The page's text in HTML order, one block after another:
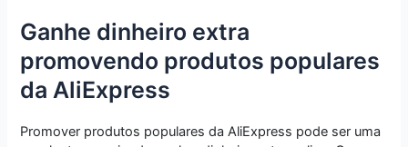
Ganhe dinheiro extra
promovendo produtos populares
da AliExpress
Promover produtos populares da AliExpress pode ser uma